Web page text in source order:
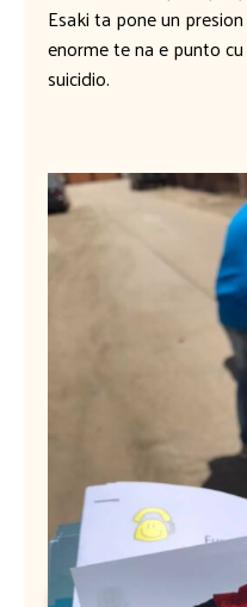
Esaki ta pone un
enorme te na e punto
suicidio.